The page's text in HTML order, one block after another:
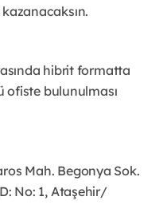
hibrit formatta
ofiste bulunulması
Mah. Begonya Sok.
No: 1, Ataşehir/